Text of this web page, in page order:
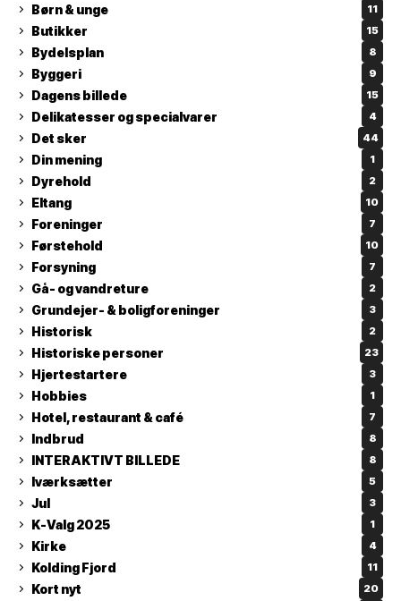
Børn & unge 11
Butikker 15
Bydelsplan 8
Byggeri 9
Dagens billede 15
Delikatesser og specialvarer 4
Det sker 44
Din mening 1
Dyrehold 2
Eltang 10
Foreninger 7
Førstehold 10
Forsyning 7
Gå- og vandreture 2
Grundejer- & boligforeninger 3
Historisk 2
Historiske personer 23
Hjertestartere 3
Hobbies 1
Hotel, restaurant & café 7
Indbrud 8
INTERAKTIVT BILLEDE 8
Iværksætter 5
Jul 3
K-Valg 2025 1
Kirke 4
Kolding Fjord 11
Kort nyt 20